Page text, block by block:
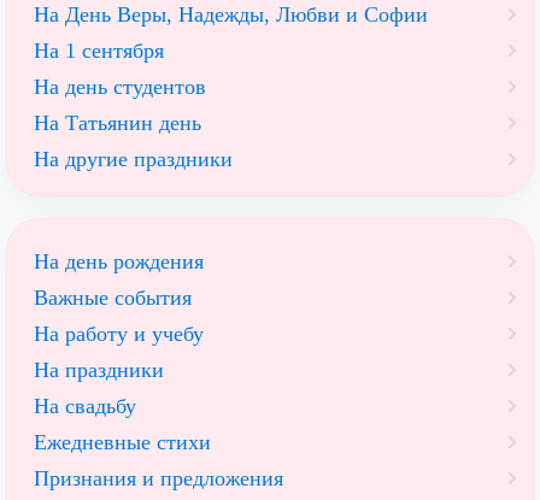
На День Веры, Надежды, Любви и Софии
На 1 сентября
На день студентов
На Татьянин день
На другие праздники
На день рождения
Важные события
На работу и учебу
На праздники
На свадьбу
Ежедневные стихи
Признания и предложения